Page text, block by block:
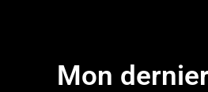
Mon